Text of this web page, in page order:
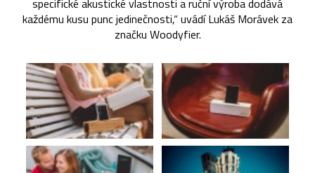
specifické akustické vlastnosti a ruční výroba dodává
každému kusu punc jedinečnosti,“ uvádí Lukáš Morávek za
značku Woodyfier.